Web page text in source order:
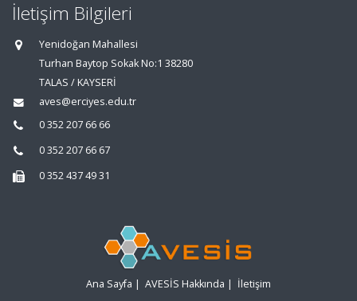
İletişim Bilgileri
Yenidoğan Mahallesi
Turhan Baytop Sokak No:1 38280
TALAS / KAYSERİ
aves@erciyes.edu.tr
0 352 207 66 66
0 352 207 66 67
0 352 437 49 31
Ana Sayfa | AVESİS Hakkında | İletişim